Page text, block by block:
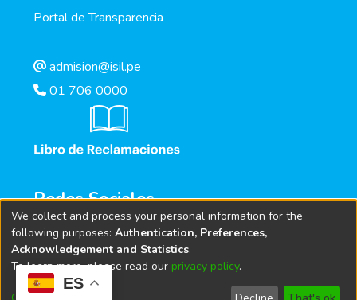
ES
Portal de Transparencia
admision@isil.pe
01 706 0000
Redes Sociales
We collect and process your personal information for the
following purposes: Authentication, Preferences,
Acknowledgement and Statistics.
To learn more, please read our privacy policy.